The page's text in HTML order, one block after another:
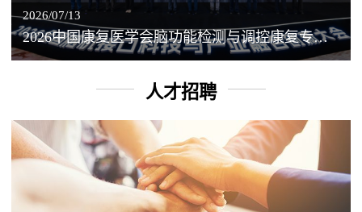
2026/07/13
2026中国康复医学会脑功能检测与调控康复专业委员会学术年会丨脑客中国：脑机接口——EEG驱动TMS闭环调控工作坊
人才招聘